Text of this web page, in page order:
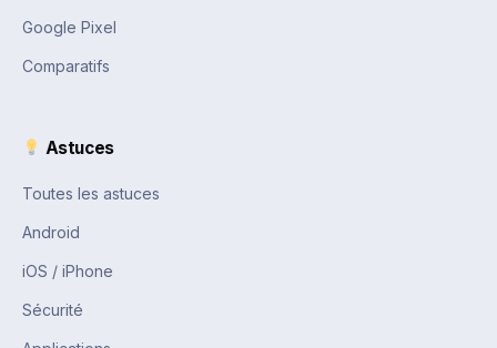
Google Pixel
Comparatifs
Astuces
Toutes les astuces
Android
iOS / iPhone
Sécurité